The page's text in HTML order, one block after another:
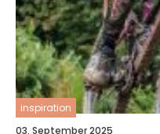
inspiration
03. September 2025